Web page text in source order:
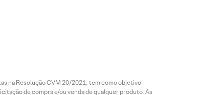
na Resolução CVM 20/2021, tem como objetivo
de compra e/ou venda de qualquer produto. As